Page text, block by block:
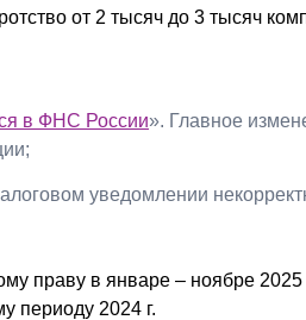
от 2 тысяч до 3 тысяч
в ФНС России». Главное
уведомлении
праву в январе – ноябре 2025
периоду 2024 г.